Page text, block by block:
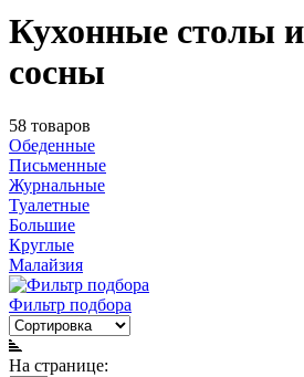
Кухонные столы
сосны
58 товаров
Обеденные
Письменные
Журнальные
Туалетные
Большие
Круглые
Малайзия
Фильтр подбора
На странице: